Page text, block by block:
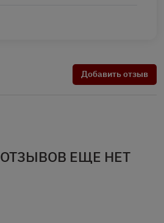
Добавить отзыв
ОТЗЫВОВ ЕЩЕ НЕТ